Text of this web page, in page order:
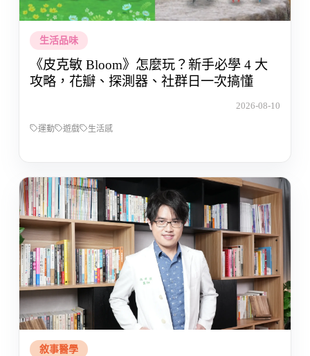
生活品味
《皮克敏 Bloom》怎麼玩？新手必學 4 大
攻略，花瓣、探測器、社群日一次搞懂
2026-08-10
運動 遊戲 生活感
敘事醫學